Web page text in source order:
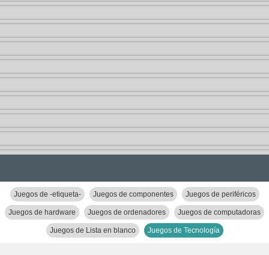
Juegos de -etiqueta- Juegos de componentes Juegos de periféricos
Juegos de hardware Juegos de ordenadores Juegos de computadoras
Juegos de Lista en blanco Juegos de Tecnología